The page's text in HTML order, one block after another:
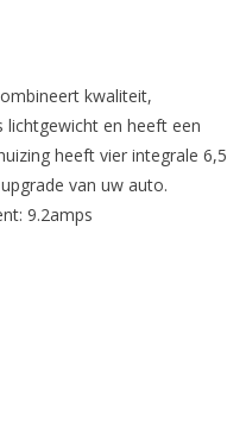
kwaliteit,
lichtgewicht en heeft een
heeft vier integrale 6,5
van uw auto.
9.2amps